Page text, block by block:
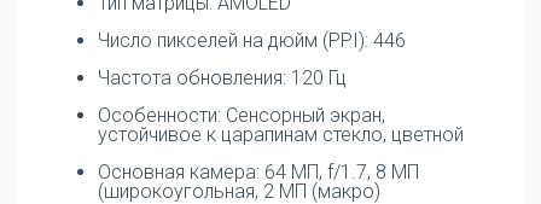
Число пикселей на дюйм (PPI): 446
Частота обновления: 120 Гц
Особенности: Сенсорный экран,
устойчивое к царапинам стекло, цветной
Основная камера: 64 МП, f/1.7, 8 МП
(широкоугольная, 2 МП (макро)